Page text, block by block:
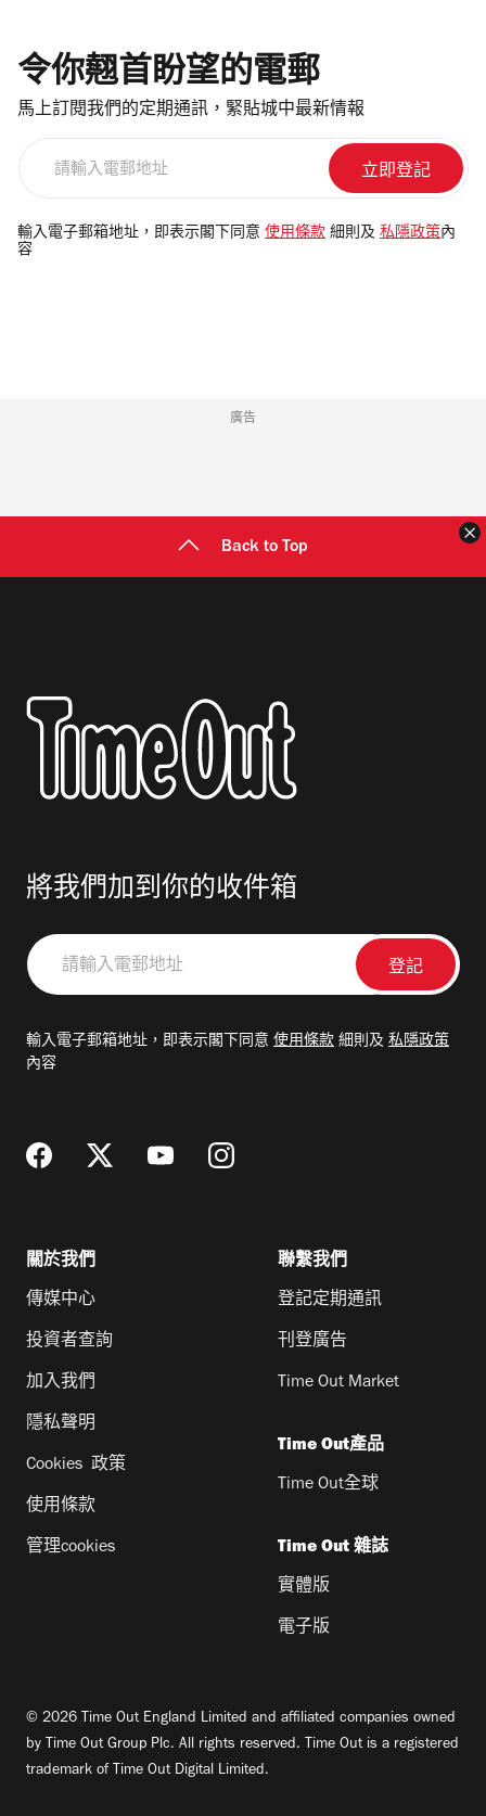
令你翹首盼望的電郵
馬上訂閱我們的定期通訊，緊貼城中最新情報
電
郵
輸入電子郵箱地址，即表示閣下同意 使用條款 細則及 私隱政策 內
容
廣告
Back to Top
將我們加到你的收件箱
請
輸
郵
輸入電子郵箱地址，即表示閣下同意 使用條款 細則及 私隱政策
內容
關於我們
傳媒中心
投資者查詢
加入我們
隱私聲明
Cookies 政策
使用條款
管理cookies
聯繫我們
登記定期通訊
刊登廣告
Time Out Market
Time Out產品
Time Out全球
Time Out 雜誌
實體版
電子版
© 2026 Time Out England Limited and affiliated companies owned
by Time Out Group Plc. All rights reserved. Time Out is a registered
trademark of Time Out Digital Limited.